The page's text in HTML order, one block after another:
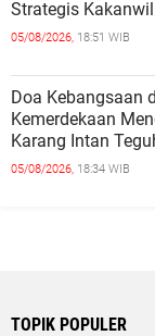
Strategis Kakanwil
05/08/2026, 18:51 WIB
Doa Kebangsaan
Kemerdekaan
Karang Intan
05/08/2026, 18:34 WIB
TOPIK POPULER